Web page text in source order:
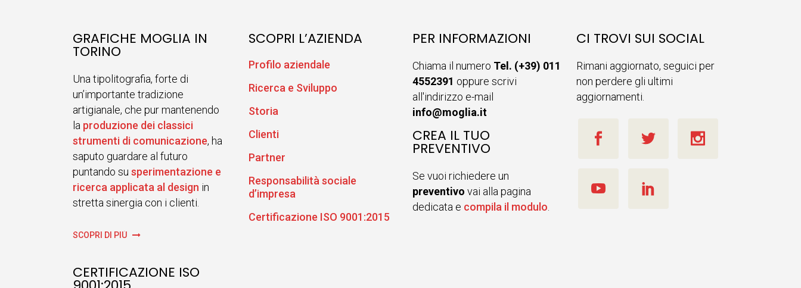
GRAFICHE MOGLIA IN
TORINO
Una tipolitografia, forte di
un’importante tradizione
artigianale, che pur mantenendo
la produzione dei classici
strumenti di comunicazione, ha
saputo guardare al futuro
puntando su sperimentazione e
ricerca applicata al design in
stretta sinergia con i clienti.
SCOPRI DI PIÙ
CERTIFICAZIONE ISO
SCOPRI L’AZIENDA
Profilo aziendale
Ricerca e Sviluppo
Storia
Clienti
Partner
Responsabilità sociale
d’impresa
Certificazione ISO 9001:2015
PER INFORMAZIONI
Chiama il numero Tel. (+39) 011
4552391 oppure scrivi
all'indirizzo e-mail
info@moglia.it
CREA IL TUO
PREVENTIVO
Se vuoi richiedere un
preventivo vai alla pagina
dedicata e compila il modulo.
CI TROVI SUI SOCIAL
Rimani aggiornato, seguici per
non perdere gli ultimi
aggiornamenti.